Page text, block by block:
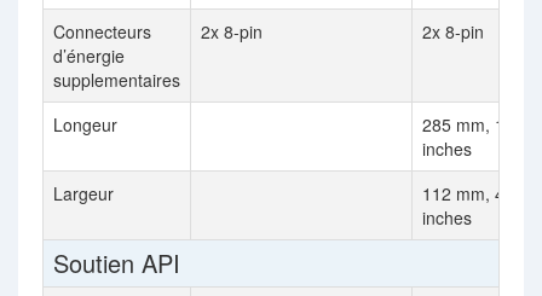
Connecteurs
d’énergie
supplementaires
2x 8-pin 2x 8-pin
Longeur
285 mm, 11.2
inches
Largeur
112 mm, 4.4
inches
Soutien API